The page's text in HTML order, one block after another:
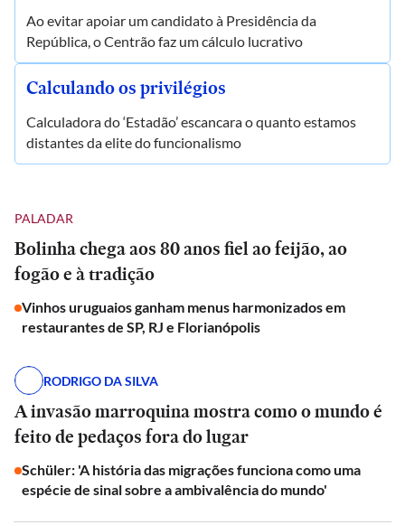
Ao evitar apoiar um candidato à Presidência da
República, o Centrão faz um cálculo lucrativo
Calculando os privilégios
Calculadora do ‘Estadão’ escancara o quanto estamos
distantes da elite do funcionalismo
PALADAR
Bolinha chega aos 80 anos fiel ao feijão, ao
fogão e à tradição
Vinhos uruguaios ganham menus harmonizados em
restaurantes de SP, RJ e Florianópolis
RODRIGO DA SILVA
A invasão marroquina mostra como o mundo é
feito de pedaços fora do lugar
Schüler: 'A história das migrações funciona como uma
espécie de sinal sobre a ambivalência do mundo'